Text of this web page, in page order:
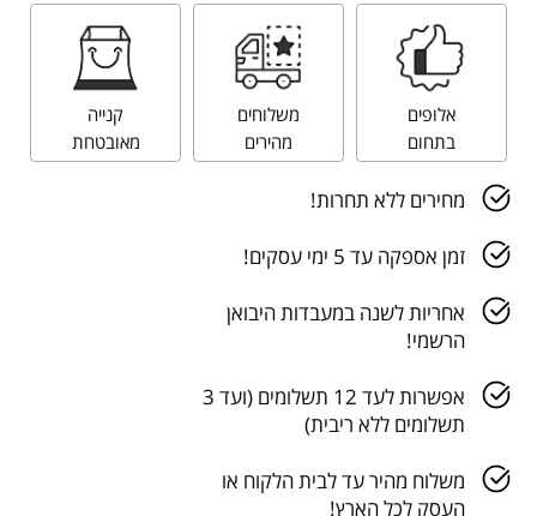
אלופים
בתחום
משלוחים
מהירים
קנייה
מאובטחת
מחירים ללא תחרות!
זמן אספקה עד 5 ימי עסקים!
אחריות לשנה במעבדות היבואן
הרשמי!
אפשרות לעד 12 תשלומים (ועד 3
תשלומים ללא ריבית)
משלוח מהיר עד לבית הלקוח או
העסק לכל הארץ!